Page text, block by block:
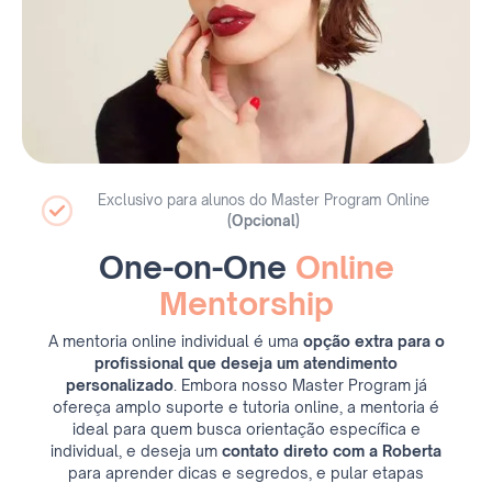
Exclusivo para alunos do Master Program Online
(Opcional)
One-on-One Online
Mentorship
A mentoria online individual é uma opção extra para o
profissional que deseja um atendimento
personalizado. Embora nosso Master Program já
ofereça amplo suporte e tutoria online, a mentoria é
ideal para quem busca orientação específica e
individual, e deseja um contato direto com a Roberta
para aprender dicas e segredos, e pular etapas